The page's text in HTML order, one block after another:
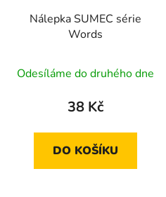
Nálepka SUMEC série
Words
Odesíláme do druhého dne
38 Kč
DO KOŠÍKU